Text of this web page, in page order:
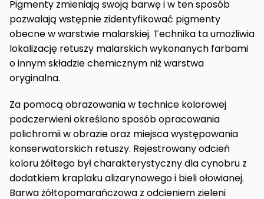
Pigmenty zmieniają swoją barwę i w ten sposób
pozwalają wstępnie zidentyfikować pigmenty
obecne w warstwie malarskiej. Technika ta umożliwia
lokalizację retuszy malarskich wykonanych farbami
o innym składzie chemicznym niż warstwa
oryginalna.
Za pomocą obrazowania w technice kolorowej
podczerwieni określono sposób opracowania
polichromii w obrazie oraz miejsca występowania
konserwatorskich retuszy. Rejestrowany odcień
koloru żółtego był charakterystyczny dla cynobru z
dodatkiem kraplaku alizarynowego i bieli ołowianej.
Barwa żółtopomarańczowa z odcieniem zieleni